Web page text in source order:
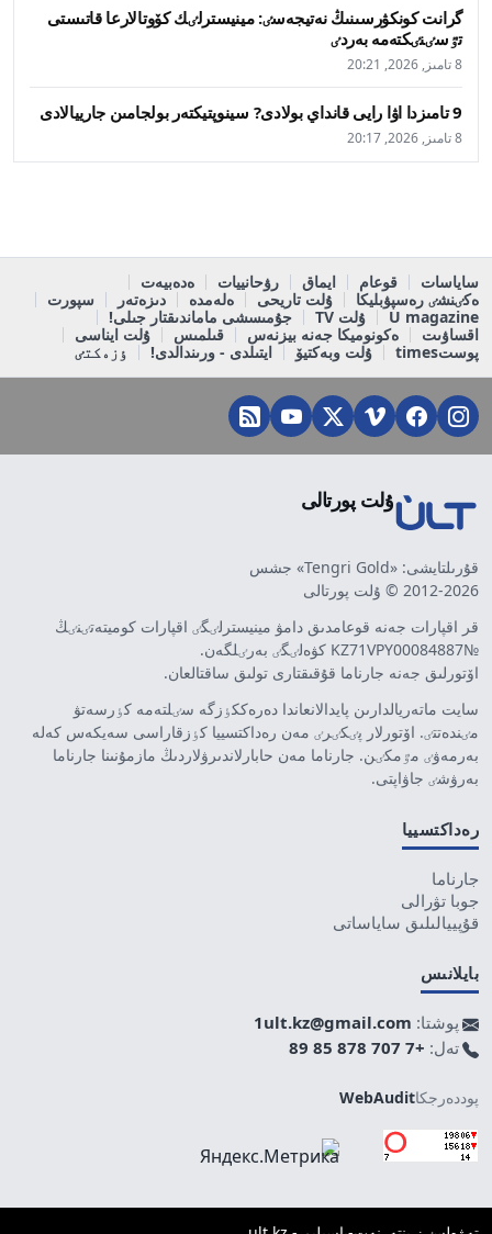
گرانت كونكۋرسىنىڭ نەتيجەسٸ: مينيسترلٸك كۆوتالارعا قاتىستى
تٷسٸنٸكتەمە بەردٸ
8 تامىز, 2026, 20:21
9 تامىزدا اۋا رايى قانداي بولادى? سينوپتيكتەر بولجامىن جارييالادى
8 تامىز, 2026, 20:17
ساياسات قوعام ايماق رۋحانييات
ەدەبيەت
ەكٸنشٸ رەسپۋبليكا
ۇلت تاريحى ەلەمدە دىزەتەر
سپورت
U magazine
ۇلت TV
جۇمىسشى ماماندىقتار جىلى!
اقساۋىت
ەكونوميكا جەنە بيزنەس قىلمىس
ۇلت ايناسى
پوستtimes
ۇلت وبەكتيۆ ايتىلدى - ورىندالدى! ٶزەكتٸ
ۇلت پورتالى
قۇرىلتايشى: «Tengri Gold» جشس
2012-2026 © ۇلت پورتالى
قر اقپارات جەنە قوعامدىق دامۋ مينيسترلٸگٸ اقپارات كوميتەتٸنٸڭ
№KZ71VPY00084887 كۋەلٸگٸ بەرٸلگەن.
اۆتورلىق جەنە جارناما قۇقىقتارى تولىق ساقتالعان.
سايت ماتەريالدارىن پايدالانعاندا دەرەككٶزگە سٸلتەمە كٶرسەتۋ
مٸندەتتٸ. اۆتورلار پٸكٸرٸ مەن رەداكتسييا كٶزقاراسى سەيكەس كەلە
بەرمەۋٸ مٷمكٸن. جارناما مەن حابارلاندىرۋلاردىڭ مازمۇنىنا جارناما
بەرۋشٸ جاۋاپتى.
رەداكتسييا
جارناما
جوبا تۋرالى
قۇپييالىلىق ساياساتى
بايلانىس
پوشتا: 1ult.kz@gmail.com
تەل: +7 707 878 85 89
پوددەرجكاWebAudit